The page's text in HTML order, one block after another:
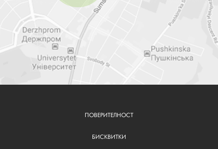
ПОВЕРИТЕЛНОСТ
БИСКВИТКИ